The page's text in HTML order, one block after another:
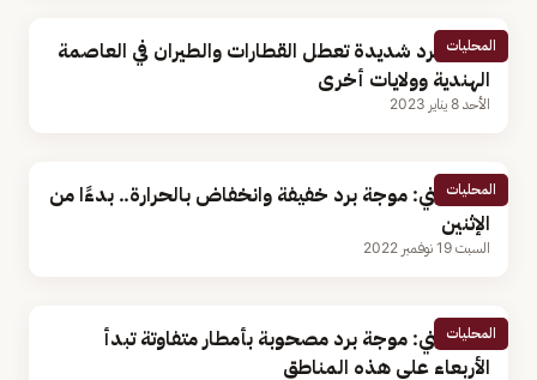
المحليات
موجة برد شديدة تعطل القطارات والطيران في العاصمة
الهندية وولايات أخرى
الأحد 8 يناير 2023
المحليات
الحصيني: موجة برد خفيفة وانخفاض بالحرارة.. بدءًا من
الإثنين
السبت 19 نوفمبر 2022
المحليات
الحصيني: موجة برد مصحوبة بأمطار متفاوتة تبدأ
الأربعاء على هذه المناطق